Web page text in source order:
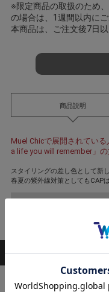
※限定商品の取扱のため
の場合は、1週間以内にご
本商品は、ご注文後7日以
商品説明
Muel Chicで展開されてい
a life you will remember」
スタイリングの差し色として新
春夏の紫外線対策としてもCAP
RANKING ランキン